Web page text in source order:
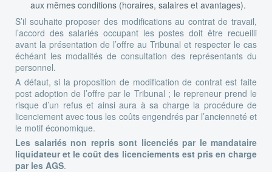
aux mêmes conditions (horaires, salaires et avantages).
S’il souhaite proposer des modifications au contrat de travail,
l’accord des salariés occupant les postes doit être recueilli
avant la présentation de l’offre au Tribunal et respecter le cas
échéant les modalités de consultation des représentants du
personnel.
A défaut, si la proposition de modification de contrat est faite
post adoption de l’offre par le Tribunal ; le repreneur prend le
risque d’un refus et ainsi aura à sa charge la procédure de
licenciement avec tous les coûts engendrés par l’ancienneté et
le motif économique.
Les salariés non repris sont licenciés par le mandataire
liquidateur et le coût des licenciements est pris en charge
par les AGS.